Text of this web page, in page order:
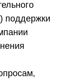
поддержки